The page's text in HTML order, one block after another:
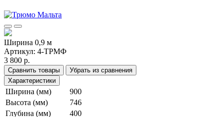
Ширина 0,9 м
Артикул: 4-ТРМФ
3 800 р.
Сравнить товары
Убрать из сравнения
Характеристики
Ширина (мм)
900
Высота (мм)
746
Глубина (мм)
400